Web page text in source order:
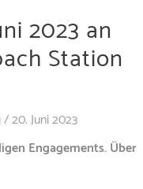
2023 an
Station
/20. Juni 2023
Engagements. Über